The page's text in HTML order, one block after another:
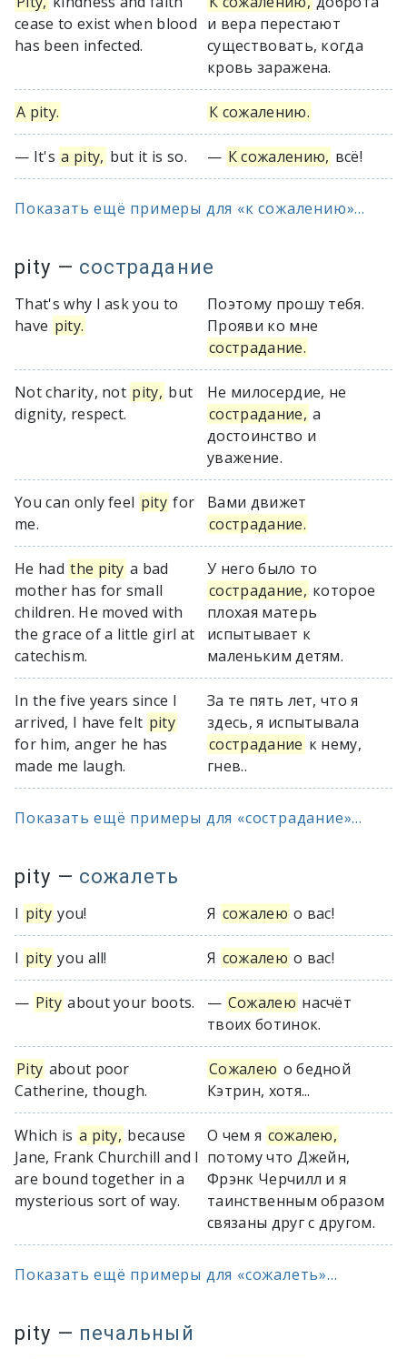
cease to exist when blood
has been infected.
и вера перестают
существовать, когда
кровь заражена.
A pity. К сожалению.
— It's a pity, but it is so. — К сожалению, всё!
Показать ещё примеры для «к сожалению»...
pity — сострадание
That's why I ask you to
have pity.
Поэтому прошу тебя.
Прояви ко мне
сострадание.
Not charity, not pity, but
dignity, respect.
Не милосердие, не
сострадание, а
достоинство и
уважение.
You can only feel pity for
me.
Вами движет
сострадание.
He had the pity a bad
mother has for small
children. He moved with
the grace of a little girl at
catechism.
У него было то
сострадание, которое
плохая матерь
испытывает к
маленьким детям.
In the five years since I
arrived, I have felt pity
for him, anger he has
made me laugh.
За те пять лет, что я
здесь, я испытывала
сострадание к нему,
гнев..
Показать ещё примеры для «сострадание»...
pity — сожалеть
I pity you! Я сожалею о вас!
I pity you all! Я сожалею о вас!
— Pity about your boots. — Сожалею насчёт
твоих ботинок.
Pity about poor
Catherine, though.
Сожалею о бедной
Кэтрин, хотя...
Which is a pity, because
Jane, Frank Churchill and I
are bound together in a
mysterious sort of way.
О чем я сожалею,
потому что Джейн,
Фрэнк Черчилл и я
таинственным образом
связаны друг с другом.
Показать ещё примеры для «сожалеть»...
pity — печальный